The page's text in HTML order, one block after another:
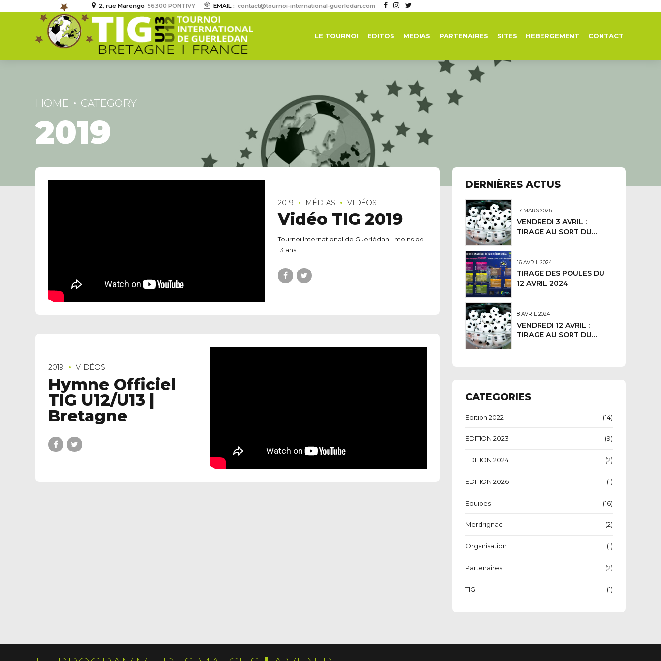
2, rue Marengo 56300 PONTIVY EMAIL : contact@tournoi-international-guerledan.com
LE TOURNOI EDITOS MEDIAS PARTENAIRES SITES HEBERGEMENT CONTACT
HOME CATEGORY
2019
2019 MÉDIAS VIDÉOS
Vidéo TIG 2019
Tournoi International de Guerlédan - moins de
13 ans
2019 VIDÉOS
Hymne Officiel
TIG U12/U13 |
Bretagne
DERNIÈRES ACTUS
17 MARS 2026
VENDREDI 3 AVRIL :
TIRAGE AU SORT DU
16 AVRIL 2024
TIRAGE DES POULES DU
12 AVRIL 2024
8 AVRIL 2024
VENDREDI 12 AVRIL :
TIRAGE AU SORT DU
CATEGORIES
Edition 2022 (14)
EDITION 2023 (9)
EDITION 2024 (2)
EDITION 2026 (1)
Equipes (16)
Merdrignac (2)
Organisation (1)
Partenaires (2)
TIG (1)